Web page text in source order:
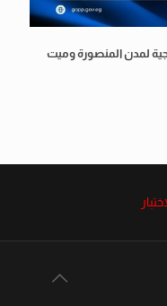
لمدن المنصورة وميت